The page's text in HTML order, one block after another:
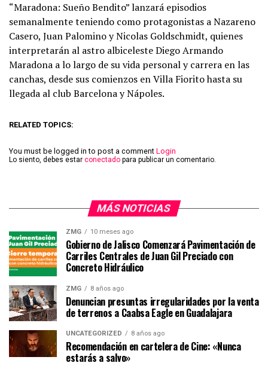
“Maradona: Sueño Bendito” lanzará episodios
semanalmente teniendo como protagonistas a Nazareno
Casero, Juan Palomino y Nicolas Goldschmidt, quienes
interpretarán al astro albiceleste Diego Armando
Maradona a lo largo de su vida personal y carrera en las
canchas, desde sus comienzos en Villa Fiorito hasta su
llegada al club Barcelona y Nápoles.
RELATED TOPICS:
You must be logged in to post a comment Login
Lo siento, debes estar conectado para publicar un comentario.
MÁS NOTICIAS
ZMG 10 meses ago
Gobierno de Jalisco Comenzará Pavimentación de
Carriles Centrales de Juan Gil Preciado con
Concreto Hidráulico
ZMG 8 años ago
Denuncian presuntas irregularidades por la venta
de terrenos a Caabsa Eagle en Guadalajara
UNCATEGORIZED 8 años ago
Recomendación en cartelera de Cine: «Nunca
estarás a salvo»